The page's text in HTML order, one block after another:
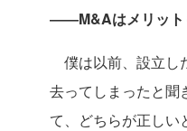
――M&Aはメリット
僕は以前、設立し
去ってしまったと聞
て、どちらが正しい